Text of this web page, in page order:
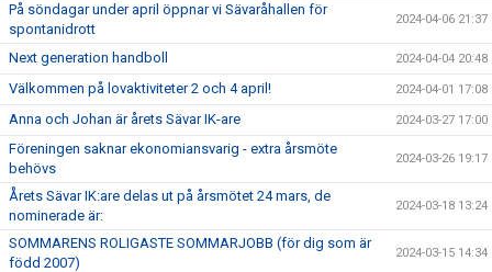
På söndagar under april öppnar vi Sävaråhallen för
spontanidrott
2024-04-06 21:37
Next generation handboll 2024-04-04 20:48
Välkommen på lovaktiviteter 2 och 4 april! 2024-04-01 17:08
Anna och Johan är årets Sävar IK-are 2024-03-27 17:00
Föreningen saknar ekonomiansvarig - extra årsmöte
behövs
2024-03-26 19:17
Årets Sävar IK:are delas ut på årsmötet 24 mars, de
nominerade är:
2024-03-18 13:24
SOMMARENS ROLIGASTE SOMMARJOBB (för dig som är
född 2007)
2024-03-15 14:34